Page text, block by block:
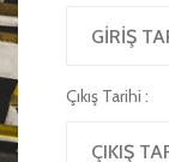
Çıkış Tarihi :